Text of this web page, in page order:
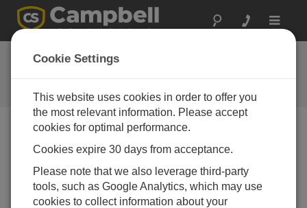
Toggle
お問い合わせ
通常1営業日以内に対応いたしま
す。
家がご連絡いたします。* = 必須項目です。
質問の種類を選択してください:
Cookie Settings
This website uses cookies in order to offer you
the most relevant information. Please accept
cookies for optimal performance.
Cookies expire 30 days from acceptance.
Please note that we also leverage third-party
tools, such as Google Analytics, which may use
cookies to collect information about your